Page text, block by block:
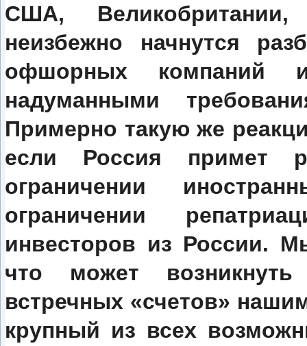
США,
неизбежно начнутся
офшорных компаний
надуманными
Примерно такую же
если Россия примет
ограничении
ограничении
инвесторов из России.
что может возникнуть
встречных «счетов»
крупный из всех